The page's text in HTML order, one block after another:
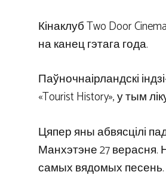
Кінаклуб Two Door
на канец гэтага года.
Паўночнаірландскі
«Tourist History», у тым
Цяпер яны абвясцілі
Манхэтэне 27 верасня.
самых вядомых песень.